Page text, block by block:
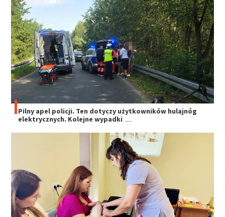
Pilny apel policji. Ten dotyczy użytkowników hulajnóg
elektrycznych. Kolejne wypadki